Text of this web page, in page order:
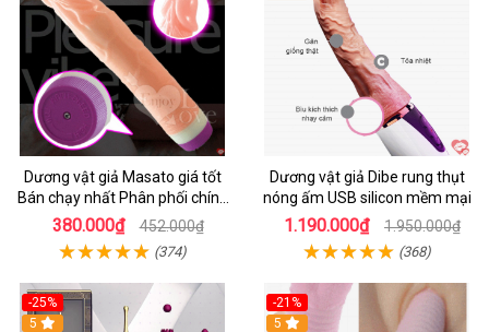
Dương vật giả Masato giá tốt
Bán chạy nhất Phân phối chính
hãng
380.000₫ 452.000₫
(374)
Dương vật giả Dibe rung thụt
nóng ấm USB silicon mềm mại
1.190.000₫ 1.950.000₫
(368)
-25%
5
-21%
5